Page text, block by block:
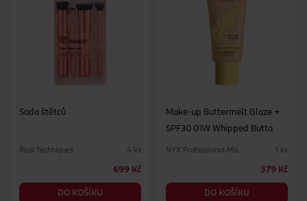
Sada štětců
Real Techniques 4 ks
699 Kč
DO KOŠÍKU
Make-up Buttermelt Glaze +
SPF30 01W Whipped Butta
NYX Professional Makeup 1 ks
379 Kč
DO KOŠÍKU